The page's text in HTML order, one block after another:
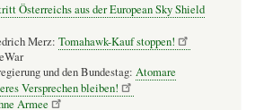
Österreichs aus der European Sky Shield
Merz: Tomahawk-Kauf stoppen!
und den Bundestag: Atomare
Versprechen bleiben!
Armee